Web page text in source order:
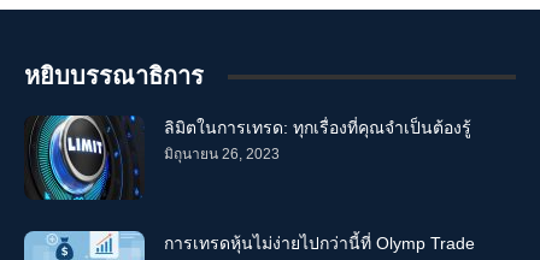
หยิบบรรณาธิการ
ลิมิตในการเทรด: ทุกเรื่องที่คุณจำเป็นต้องรู้
มิถุนายน 26, 2023
การเทรดหุ้นไม่ง่ายไปกว่านี้ที่ Olymp Trade